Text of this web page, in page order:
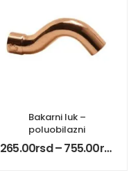
Bakarni luk –
poluobilazni
265.00rsd–755.00rsd